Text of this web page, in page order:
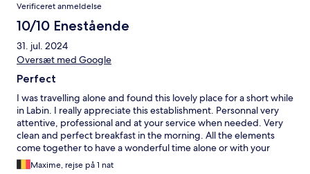
Verificeret anmeldelse
10/10 Enestående
31. jul. 2024
Oversæt med Google
Perfect
I was travelling alone and found this lovely place for a short while
in Labin. I really appreciate this establishment. Personnal very
attentive, professional and at your service when needed. Very
clean and perfect breakfast in the morning. All the elements
come together to have a wonderful time alone or with your
family. I recommend at 100% Best wishes Max
Maxime, rejse på 1 nat